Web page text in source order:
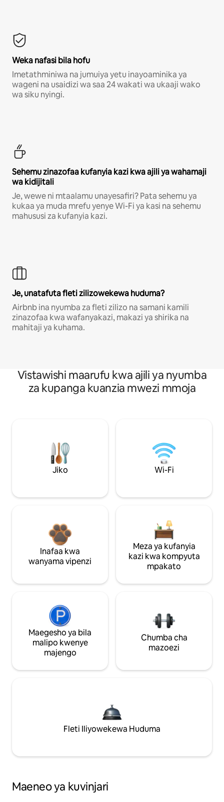
Weka nafasi bila hofu
Imetathminiwa na jumuiya yetu inayoaminika ya
wageni na usaidizi wa saa 24 wakati wa ukaaji wako
wa siku nyingi.
Sehemu zinazofaa kufanyia kazi kwa ajili ya wahamaji
wa kidijitali
Je, wewe ni mtaalamu unayesafiri? Pata sehemu ya
kukaa ya muda mrefu yenye Wi-Fi ya kasi na sehemu
mahususi za kufanyia kazi.
Je, unatafuta fleti zilizowekewa huduma?
Airbnb ina nyumba za fleti zilizo na samani kamili
zinazofaa kwa wafanyakazi, makazi ya shirika na
mahitaji ya kuhama.
Vistawishi maarufu kwa ajili ya nyumba
za kupanga kuanzia mwezi mmoja
Jiko Wi-Fi
Inafaa kwa
wanyama vipenzi
Meza ya kufanyia
kazi kwa kompyuta
mpakato
Maegesho ya bila
malipo kwenye
majengo
Chumba cha
mazoezi
Fleti Iliyowekewa Huduma
Maeneo ya kuvinjari